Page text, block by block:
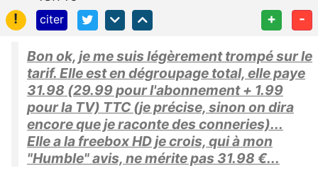
!
citer + -
Bon ok, je me suis légèrement trompé sur le
tarif. Elle est en dégroupage total, elle paye
31.98 (29.99 pour l'abonnement + 1.99
pour la TV) TTC (je précise, sinon on dira
encore que je raconte des conneries)...
Elle a la freebox HD je crois, qui à mon
"Humble" avis, ne mérite pas 31.98 €...